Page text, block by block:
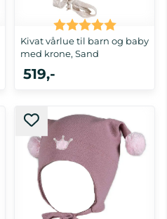
Kivat vårlue til barn og baby
med krone, Sand
0-1 år, 5-8 år
519,-
Karakter: 5.0 av 5